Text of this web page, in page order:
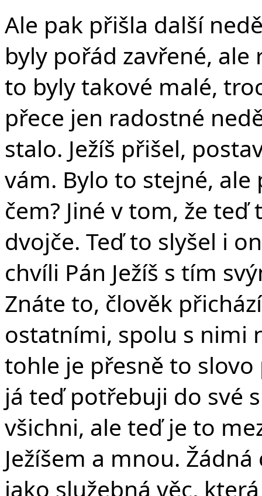
Ale pak přišla další
byly pořád zavřené, ale
to byly takové malé,
přece jen radostné
stalo. Ježíš přišel,
vám. Bylo to stejné, ale
čem? Jiné v tom, že
dvojče. Teď to slyšel i
chvíli Pán Ježíš s tím
Znáte to, člověk
ostatními, spolu s nimi
tohle je přesně to
já teď potřebuji do své
všichni, ale teď je to
Ježíšem a mnou.
jako služebná věc,